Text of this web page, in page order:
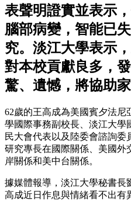
表聲明證實並表示
腦部病變，智能已
究。淡江大學表示
對本校貢獻良多，
驚、遺憾，將協助
62歲的王高成為美國賓夕法
學國際事務副校長、淡江大學
民大會代表以及陸委會諮詢委
研究專長在國際關係、美國外
岸關係和美中台關係。
據媒體報導，淡江大學秘書長
高成近日作息與情緒看不出有